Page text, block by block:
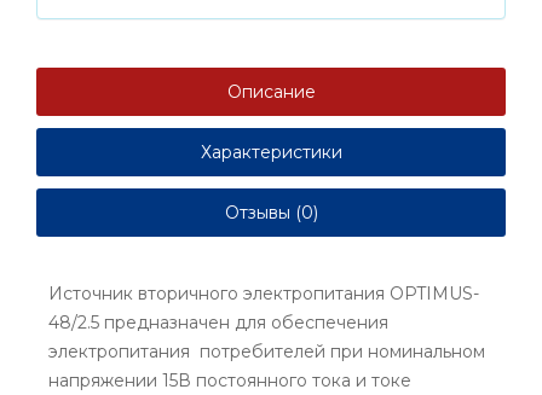
Описание
Характеристики
Отзывы (0)
Источник вторичного электропитания OPTIMUS-
48/2.5 предназначен для обеспечения
электропитания потребителей при номинальном
напряжении 15В постоянного тока и токе